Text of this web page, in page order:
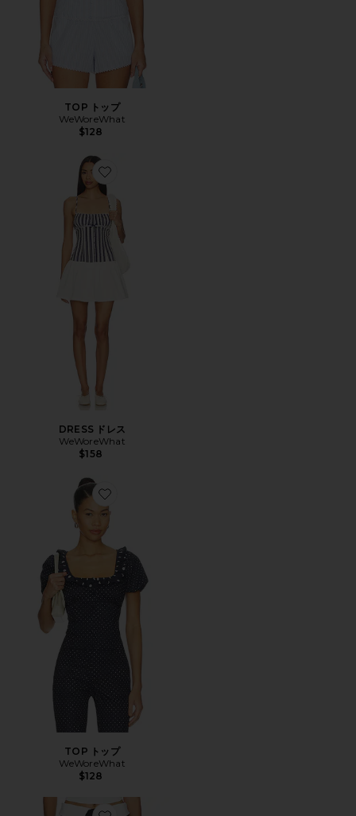
TOP トップ
WeWoreWhat
$128
Favorite DRESS ドレス
DRESS ドレス
WeWoreWhat
$158
Favorite TOP トップ
TOP トップ
WeWoreWhat
$128